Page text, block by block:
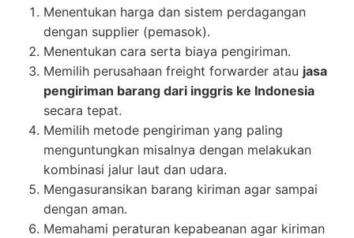
Menentukan harga dan sistem perdagangan
dengan supplier (pemasok).
Menentukan cara serta biaya pengiriman.
Memilih perusahaan freight forwarder atau jasa
pengiriman barang dari inggris ke Indonesia
secara tepat.
Memilih metode pengiriman yang paling
menguntungkan misalnya dengan melakukan
kombinasi jalur laut dan udara.
Mengasuransikan barang kiriman agar sampai
dengan aman.
Memahami peraturan kepabeanan agar kiriman